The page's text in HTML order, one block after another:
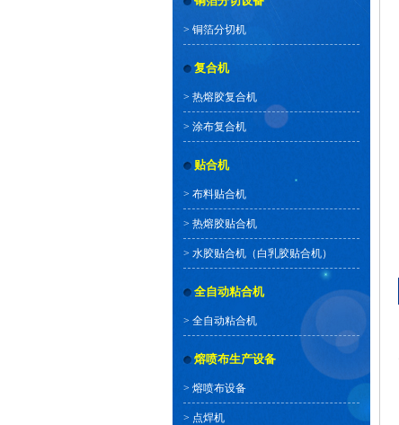
> 铜箔分切机
复合机
> 热熔胶复合机
> 涂布复合机
贴合机
> 布料贴合机
> 热熔胶贴合机
> 水胶贴合机（白乳胶贴合机）
全自动粘合机
> 全自动粘合机
熔喷布生产设备
> 熔喷布设备
> 点焊机